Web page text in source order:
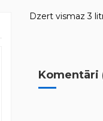
Dzert vismaz 3
Komentāri